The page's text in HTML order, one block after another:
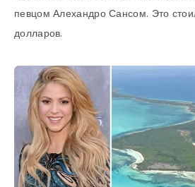
певцом Алехандро Сансом. Это
долларов.